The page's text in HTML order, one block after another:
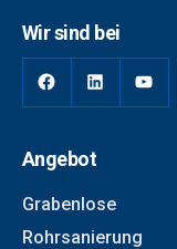
Wir sind bei
Angebot
Grabenlose
Rohrsanierung